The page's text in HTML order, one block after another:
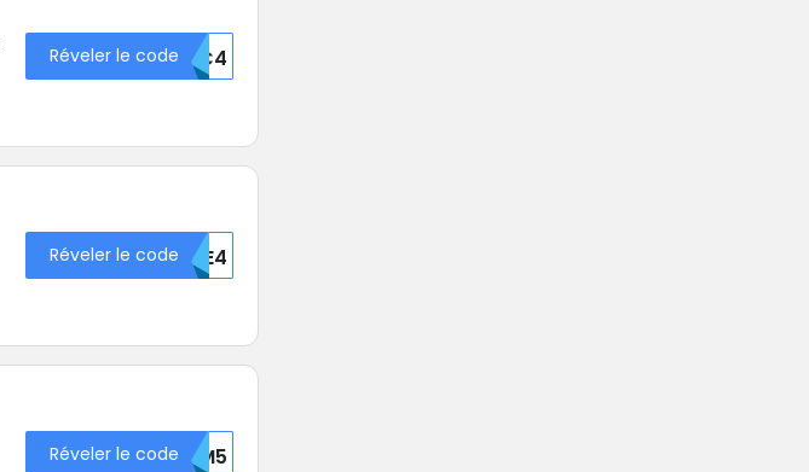
Réveler le codeMTC4
Réveler le codeODE4
Réveler le codeMTM5